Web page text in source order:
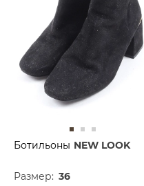
Ботильоны NEW LOOK
Размер: 36